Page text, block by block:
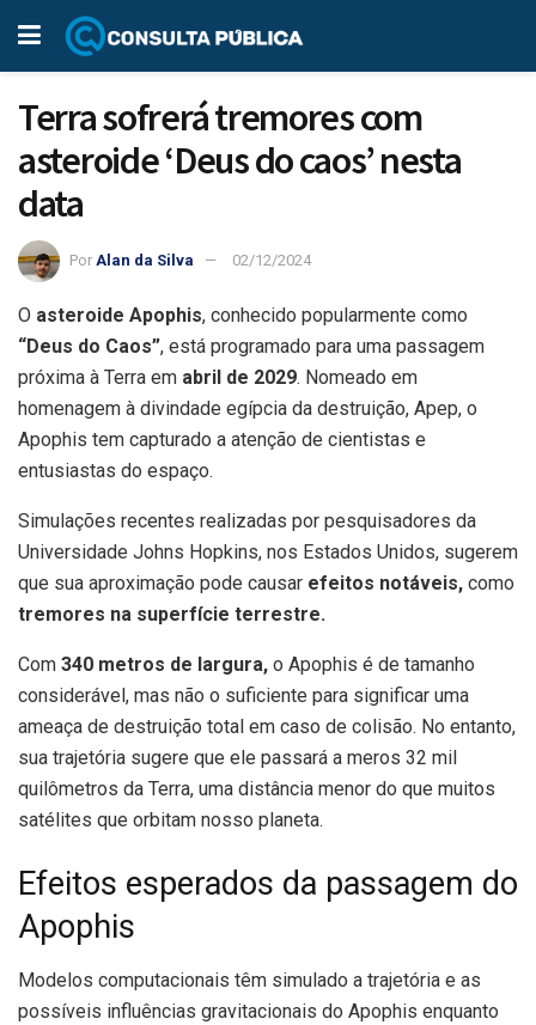
Terra sofrerá tremores com
asteroide ‘Deus do caos’ nesta
data
Por Alan da Silva 02/12/2024
O asteroide Apophis, conhecido popularmente como
“Deus do Caos”, está programado para uma passagem
próxima à Terra em abril de 2029. Nomeado em
homenagem à divindade egípcia da destruição, Apep, o
Apophis tem capturado a atenção de cientistas e
entusiastas do espaço.
Simulações recentes realizadas por pesquisadores da
Universidade Johns Hopkins, nos Estados Unidos, sugerem
que sua aproximação pode causar efeitos notáveis, como
tremores na superfície terrestre.
Com 340 metros de largura, o Apophis é de tamanho
considerável, mas não o suficiente para significar uma
ameaça de destruição total em caso de colisão. No entanto,
sua trajetória sugere que ele passará a meros 32 mil
quilômetros da Terra, uma distância menor do que muitos
satélites que orbitam nosso planeta.
Efeitos esperados da passagem do
Apophis
Modelos computacionais têm simulado a trajetória e as
possíveis influências gravitacionais do Apophis enquanto